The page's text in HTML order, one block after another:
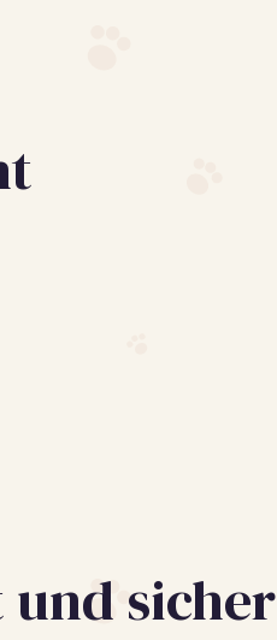
– wie ein Fitnesstracker.
sicher